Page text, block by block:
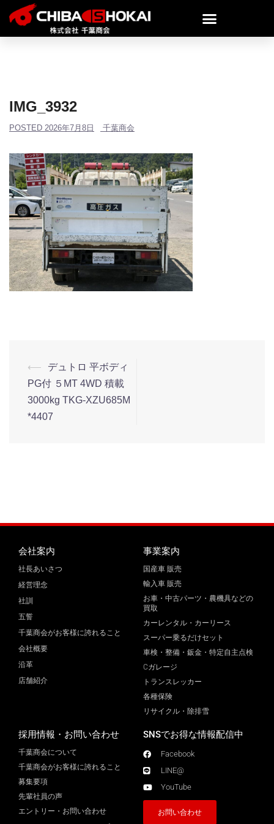
IMG_3932
POSTED 2026年7月8日 千葉商会
⟵
デュトロ 平ボディ
PG付 ５MT 4WD 積載
3000kg TKG-XZU685M
*4407
会社案内
社長あいさつ
経営理念
社訓
五誓
千葉商会がお客様に誇れること
会社概要
沿革
店舗紹介
事業案内
国産車 販売
輸入車 販売
お車・中古パーツ・農機具などの
買取
カーレンタル・カーリース
スーパー乗るだけセット
車検・整備・鈑金・特定自主点検
Cガレージ
トランスレッカー
各種保険
リサイクル・除排雪
採用情報・お問い合わせ
千葉商会について
千葉商会がお客様に誇れること​
募集要項
先輩社員の声
エントリー・お問い合わせ
SNSでお得な情報配信中
Facebook
LINE@
YouTube
お問い合わせ